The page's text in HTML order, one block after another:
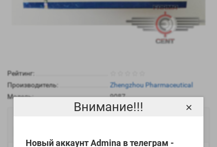
Внимание!!!
Новый аккаунт Admina в телеграм -
×
Рейтинг:
Производитель:
Zhengzhou Pharmaceutical
Модель:
9087